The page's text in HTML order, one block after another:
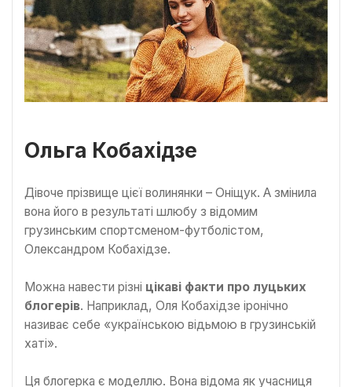
Ольга Кобахідзе
Дівоче прізвище цієї волинянки – Оніщук. А змінила
вона його в результаті шлюбу з відомим
грузинським спортсменом-футболістом,
Олександром Кобахідзе.
Можна навести різні цікаві факти про луцьких
блогерів. Наприклад, Оля Кобахідзе іронічно
називає себе «українською відьмою в грузинській
хаті».
Ця блогерка є моделлю. Вона відома як учасниця